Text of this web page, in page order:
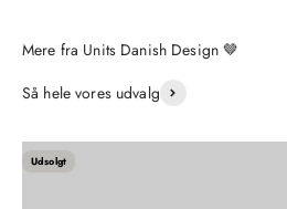
Så hele vores udvalg
Udsolgt